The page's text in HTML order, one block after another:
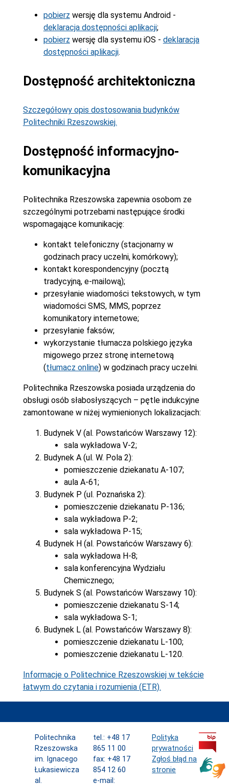
pobierz wersję dla systemu Android -
deklaracja dostępności aplikacji;
pobierz wersję dla systemu iOS - deklaracja
dostępności aplikacji.
Dostępność architektoniczna
Szczegółowy opis dostosowania budynków
Politechniki Rzeszowskiej.
Dostępność informacyjno-
komunikacyjna
Politechnika Rzeszowska zapewnia osobom ze
szczególnymi potrzebami następujące środki
wspomagające komunikację:
kontakt telefoniczny (stacjonarny w
godzinach pracy uczelni, komórkowy);
kontakt korespondencyjny (pocztą
tradycyjną, e-mailową);
przesyłanie wiadomości tekstowych, w tym
wiadomości SMS, MMS, poprzez
komunikatory internetowe;
przesyłanie faksów;
wykorzystanie tłumacza polskiego języka
migowego przez stronę internetową
(tłumacz online) w godzinach pracy uczelni.
Politechnika Rzeszowska posiada urządzenia do
obsługi osób słabosłyszących – pętle indukcyjne
zamontowane w niżej wymienionych lokalizacjach:
Budynek V (al. Powstańców Warszawy 12):
sala wykładowa V-2;
Budynek A (ul. W. Pola 2):
pomieszczenie dziekanatu A-107;
aula A-61;
Budynek P (ul. Poznańska 2):
pomieszczenie dziekanatu P-136;
sala wykładowa P-2;
sala wykładowa P-15;
Budynek H (al. Powstańców Warszawy 6):
sala wykładowa H-8;
sala konferencyjna Wydziału
Chemicznego;
Budynek S (al. Powstańców Warszawy 10):
pomieszczenie dziekanatu S-14;
sala wykładowa S-1;
Budynek L (al. Powstańców Warszawy 8):
pomieszczenie dziekanatu L-100;
pomieszczenie dziekanatu L-120.
Informacje o Politechnice Rzeszowskiej w tekście
łatwym do czytania i rozumienia (ETR).
Politechnika
Rzeszowska
im. Ignacego
Łukasiewicza
al.
tel.: +48 17
865 11 00
fax: +48 17
854 12 60
e-mail:
Polityka
prywatności
Zgłoś błąd na
stronie